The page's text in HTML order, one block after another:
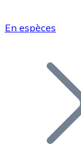
Bitcoin
En espèces